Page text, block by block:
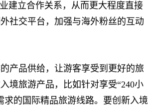
建立合作关系，从而更大程度直接
社交平台，加强与海外粉丝的互动
品供给，让游客享受到更好的旅
境旅游产品，比如针对享受“240小
的国际精品旅游线路。要创新入境